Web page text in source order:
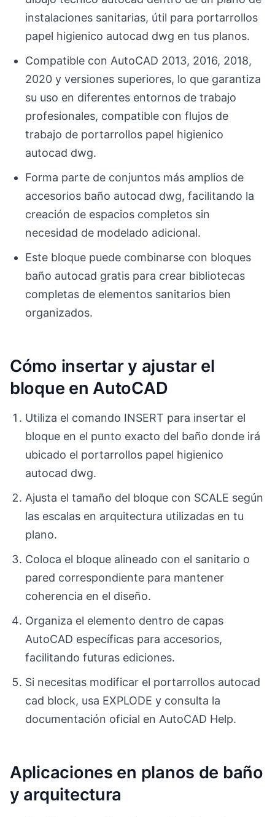
instalaciones sanitarias, útil para portarrollos
papel higienico autocad dwg en tus planos.
Compatible con AutoCAD 2013, 2016, 2018,
2020 y versiones superiores, lo que garantiza
su uso en diferentes entornos de trabajo
profesionales, compatible con flujos de
trabajo de portarrollos papel higienico
autocad dwg.
Forma parte de conjuntos más amplios de
accesorios baño autocad dwg, facilitando la
creación de espacios completos sin
necesidad de modelado adicional.
Este bloque puede combinarse con bloques
baño autocad gratis para crear bibliotecas
completas de elementos sanitarios bien
organizados.
Cómo insertar y ajustar el
bloque en AutoCAD
Utiliza el comando INSERT para insertar el
bloque en el punto exacto del baño donde irá
ubicado el portarrollos papel higienico
autocad dwg.
Ajusta el tamaño del bloque con SCALE según
las escalas en arquitectura utilizadas en tu
plano.
Coloca el bloque alineado con el sanitario o
pared correspondiente para mantener
coherencia en el diseño.
Organiza el elemento dentro de capas
AutoCAD específicas para accesorios,
facilitando futuras ediciones.
Si necesitas modificar el portarrollos autocad
cad block, usa EXPLODE y consulta la
documentación oficial en AutoCAD Help.
Aplicaciones en planos de baño
y arquitectura